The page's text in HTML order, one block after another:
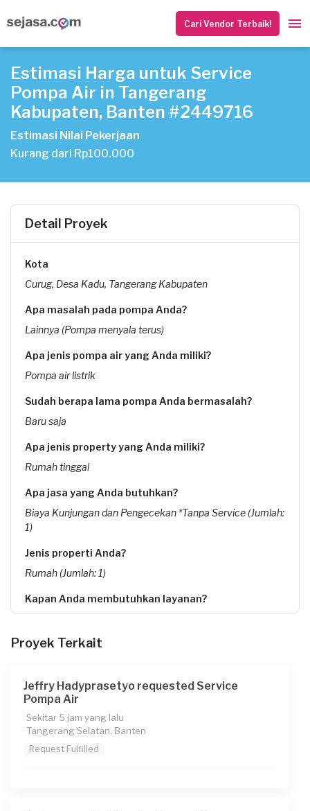
Cari Vendor Terbaik!
Estimasi Harga untuk Service
Pompa Air in Tangerang
Kabupaten, Banten #2449716
Estimasi Nilai Pekerjaan
Kurang dari Rp100.000
Detail Proyek
Kota
Curug, Desa Kadu, Tangerang Kabupaten
Apa masalah pada pompa Anda?
Lainnya (Pompa menyala terus)
Apa jenis pompa air yang Anda miliki?
Pompa air listrik
Sudah berapa lama pompa Anda bermasalah?
Baru saja
Apa jenis property yang Anda miliki?
Rumah tinggal
Apa jasa yang Anda butuhkan?
Biaya Kunjungan dan Pengecekan *Tanpa Service (Jumlah:
1)
Jenis properti Anda?
Rumah (Jumlah: 1)
Kapan Anda membutuhkan layanan?
Pada pukul berapa Anda membutuhkan layanan?
Berapa budget total untuk layanan ini?
Proyek Terkait
Jeffry Hadyprasetyo requested Service
Pompa Air
Sekitar 5 jam yang lalu
Tangerang Selatan, Banten
Request Fulfilled